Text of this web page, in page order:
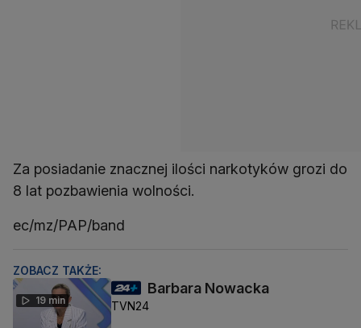
Za posiadanie znacznej ilości narkotyków grozi do
8 lat pozbawienia wolności.
ec/mz/PAP/band
ZOBACZ TAKŻE:
19 min
Barbara Nowacka
TVN24